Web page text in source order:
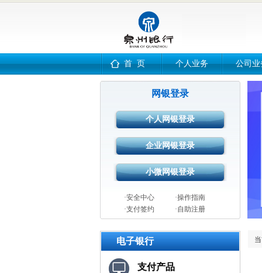
个人业务 公司业
首 页
网银登录
·安全中心
·操作指南
·支付签约
·自助注册
电子银行
支付产品